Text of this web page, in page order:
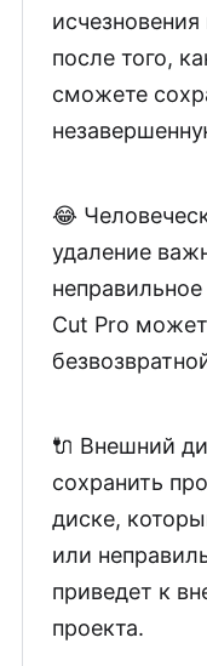
после того,
сможете
😂
удаление
Cut Pro может
🔌 Внешний
сохранить
диске,
или
приведет к
проекта.